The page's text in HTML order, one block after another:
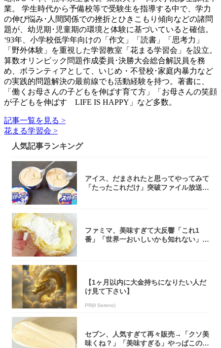
業。 学生時代から予備校等で受験生を指導する中で、学力
の伸び悩み･人間関係での挫折とひきこもり傾向などの諸問
題が、幼児期･児童期の環境と体験に基づいていると確信。
‘93年、小学校低学年向けの「作文」「読書」「思考力」
「野外体験」を重視した学習教室「花まる学習会」を設立。
算数オリンピック問題作成委員･決勝大会総合解説員を務
め、ボランティアとして、いじめ・不登校･家庭内暴力など
の実践的問題解決の最前線でも活動経験を持つ。著書に、
「働くお母さんの子どもを伸ばす育て方」「お母さんの笑顔
が子どもを伸ばす LIFE IS HAPPY」など多数。
記事一覧を見る >
花まる学習会 >
人気記事ランキング
アイス、だまされたと思ってやってみて
「たったこれだけ」突破ファイル放送で
ファミマ、美味すぎて大反響「これ1
番」「世界一おいしいかも知れない」
【1ヶ月以内に大金持ちになりたい人だ
け見て下さい】
PR(Il Sereno)
セブン、人気すぎて再々販売→「クソ美
味くね？」「美味すぎる」やっぱこのク